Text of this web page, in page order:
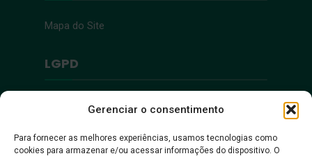
Gerenciar o consentimento
Para fornecer as melhores experiências, usamos tecnologias como
cookies para armazenar e/ou acessar informações do dispositivo. O
Mapa do Site
LGPD
Política de Privacidade
Acessibilidade